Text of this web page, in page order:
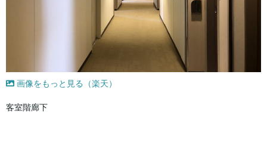
画像をもっと見る（楽天）
客室階廊下